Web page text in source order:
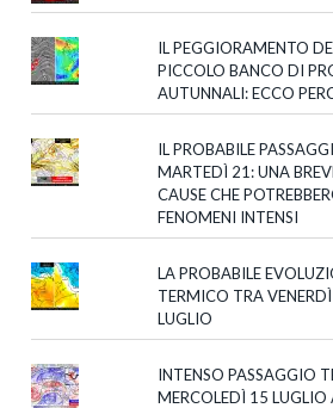
IL PEGGIORAMENTO
PICCOLO BANCO DI
AUTUNNALI: ECCO
IL PROBABILE
MARTEDÌ 21: UNA
CAUSE CHE
FENOMENI INTENSI
LA PROBABILE
TERMICO TRA
LUGLIO
INTENSO PASSAGGIO
MERCOLEDÌ 15 LUGLIO